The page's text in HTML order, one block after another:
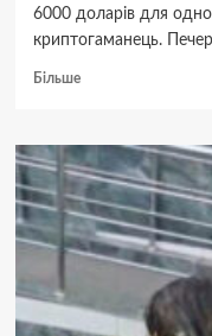
6000 доларів для
криптогаманець.
БільшеДокладніше
Києві
жінка
отримала
вирок
незаконний
криптовалюти